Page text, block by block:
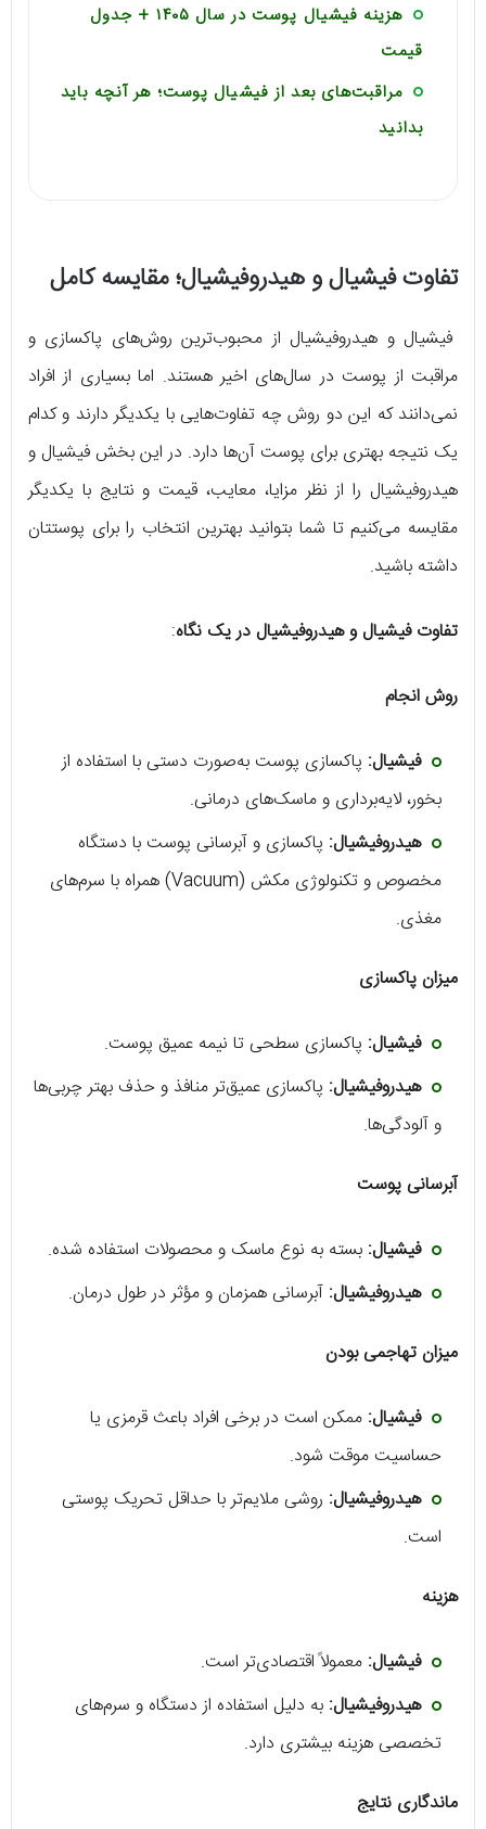
هزینه فیشیال پوست در سال ۱۴۰۵ + جدول
قیمت
مراقبت‌های بعد از فیشیال پوست؛ هر آنچه باید
بدانید
تفاوت فیشیال و هیدروفیشیال؛ مقایسه کامل
فیشیال و هیدروفیشیال از محبوب‌ترین روش‌های پاکسازی و
مراقبت از پوست در سال‌های اخیر هستند. اما بسیاری از افراد
نمی‌دانند که این دو روش چه تفاوت‌هایی با یکدیگر دارند و کدام
یک نتیجه بهتری برای پوست آن‌ها دارد. در این بخش فیشیال و
هیدروفیشیال را از نظر مزایا، معایب، قیمت و نتایج با یکدیگر
مقایسه می‌کنیم تا شما بتوانید بهترین انتخاب را برای پوستتان
داشته باشید.
تفاوت فیشیال و هیدروفیشیال در یک نگاه:
روش انجام
فیشیال: پاکسازی پوست به‌صورت دستی با استفاده از
بخور، لایه‌برداری و ماسک‌های درمانی.
هیدروفیشیال: پاکسازی و آبرسانی پوست با دستگاه
مخصوص و تکنولوژی مکش (Vacuum) همراه با سرم‌های
مغذی.
میزان پاکسازی
فیشیال: پاکسازی سطحی تا نیمه‌ عمیق پوست.
هیدروفیشیال: پاکسازی عمیق‌تر منافذ و حذف بهتر چربی‌ها
و آلودگی‌ها.
آبرسانی پوست
فیشیال: بسته به نوع ماسک و محصولات استفاده ‌شده.
هیدروفیشیال: آبرسانی همزمان و مؤثر در طول درمان.
میزان تهاجمی بودن
فیشیال: ممکن است در برخی افراد باعث قرمزی یا
حساسیت موقت شود.
هیدروفیشیال: روشی ملایم‌تر با حداقل تحریک پوستی
است.
هزینه
فیشیال: معمولاً اقتصادی‌تر است.
هیدروفیشیال: به دلیل استفاده از دستگاه و سرم‌های
تخصصی هزینه بیشتری دارد.
ماندگاری نتایج